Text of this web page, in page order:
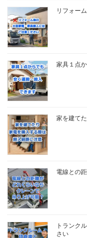
リフォー
家具１点
家を建て
電線との
トランク
さい